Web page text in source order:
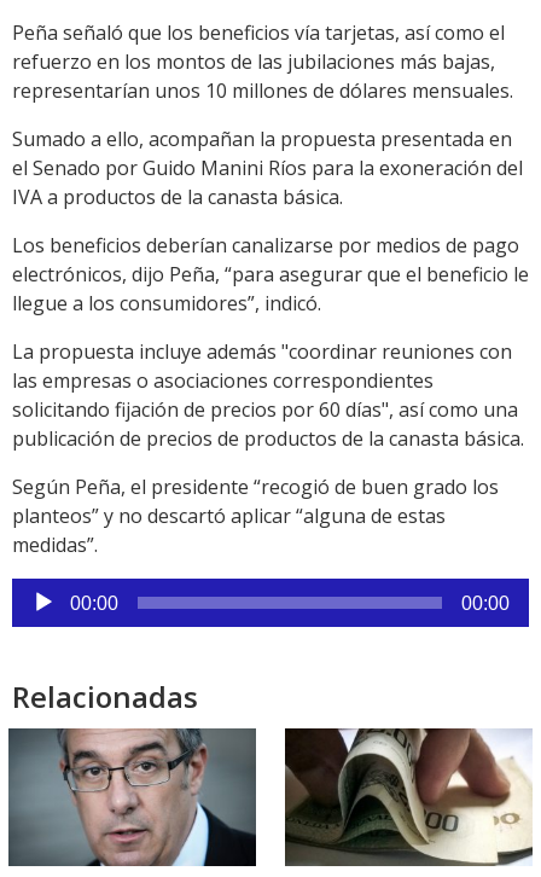
Peña señaló que los beneficios vía tarjetas, así como el
refuerzo en los montos de las jubilaciones más bajas,
representarían unos 10 millones de dólares mensuales.
Sumado a ello, acompañan la propuesta presentada en
el Senado por Guido Manini Ríos para la exoneración del
IVA a productos de la canasta básica.
Los beneficios deberían canalizarse por medios de pago
electrónicos, dijo Peña, “para asegurar que el beneficio le
llegue a los consumidores”, indicó.
La propuesta incluye además "coordinar reuniones con
las empresas o asociaciones correspondientes
solicitando fijación de precios por 60 días", así como una
publicación de precios de productos de la canasta básica.
Según Peña, el presidente “recogió de buen grado los
planteos” y no descartó aplicar “alguna de estas
medidas”.
Reproductor
de
00:00 00:00
Relacionadas